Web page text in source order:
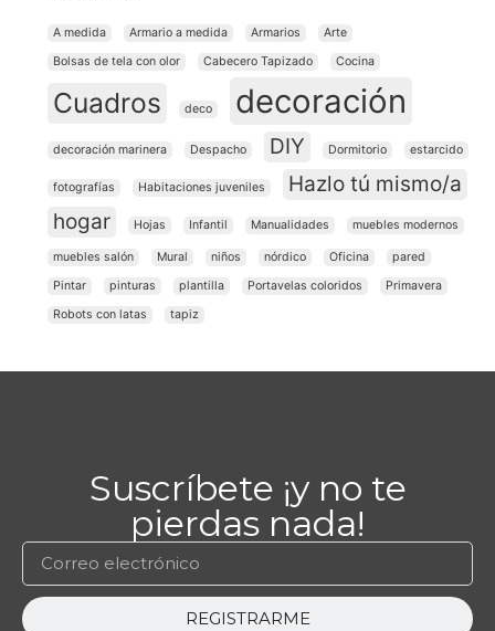
A medida Armario a medida Armarios
Arte
Bolsas de tela con olor
Cabecero Tapizado Cocina
Cuadros deco decoración
decoración marinera Despacho DIY Dormitorio estarcido
fotografías Habitaciones juveniles
Hazlo tú mismo/a
hogar
Hojas Infantil Manualidades muebles modernos
muebles salón Mural niños nórdico Oficina
pared
Pintar
pinturas plantilla Portavelas coloridos
Primavera
Robots con latas
tapiz
Suscríbete ¡y no te
pierdas nada!
REGISTRARME